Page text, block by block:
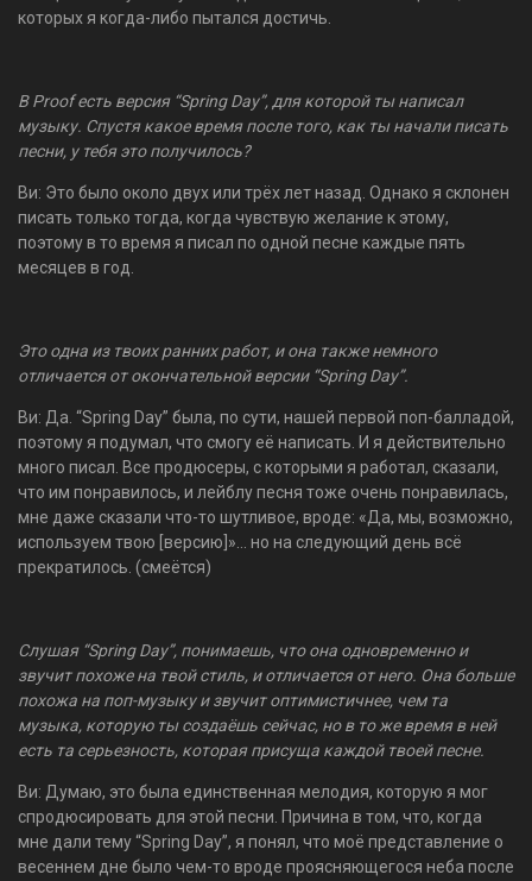
которых я когда-либо пытался достичь.
В Proof есть версия “Spring Day”, для которой ты написал
музыку. Спустя какое время после того, как ты начали писать
песни, у тебя это получилось?
Ви: Это было около двух или трёх лет назад. Однако я склонен
писать только тогда, когда чувствую желание к этому,
поэтому в то время я писал по одной песне каждые пять
месяцев в год.
Это одна из твоих ранних работ, и она также немного
отличается от окончательной версии “Spring Day”.
Ви: Да. “Spring Day” была, по сути, нашей первой поп-балладой,
поэтому я подумал, что смогу её написать. И я действительно
много писал. Все продюсеры, с которыми я работал, сказали,
что им понравилось, и лейблу песня тоже очень понравилась,
мне даже сказали что-то шутливое, вроде: «Да, мы, возможно,
используем твою [версию]»... но на следующий день всё
прекратилось. (смеётся)
Слушая “Spring Day”, понимаешь, что она одновременно и
звучит похоже на твой стиль, и отличается от него. Она больше
похожа на поп-музыку и звучит оптимистичнее, чем та
музыка, которую ты создаёшь сейчас, но в то же время в ней
есть та серьезность, которая присуща каждой твоей песне.
Ви: Думаю, это была единственная мелодия, которую я мог
спродюсировать для этой песни. Причина в том, что, когда
мне дали тему “Spring Day”, я понял, что моё представление о
весеннем дне было чем-то вроде проясняющегося неба после